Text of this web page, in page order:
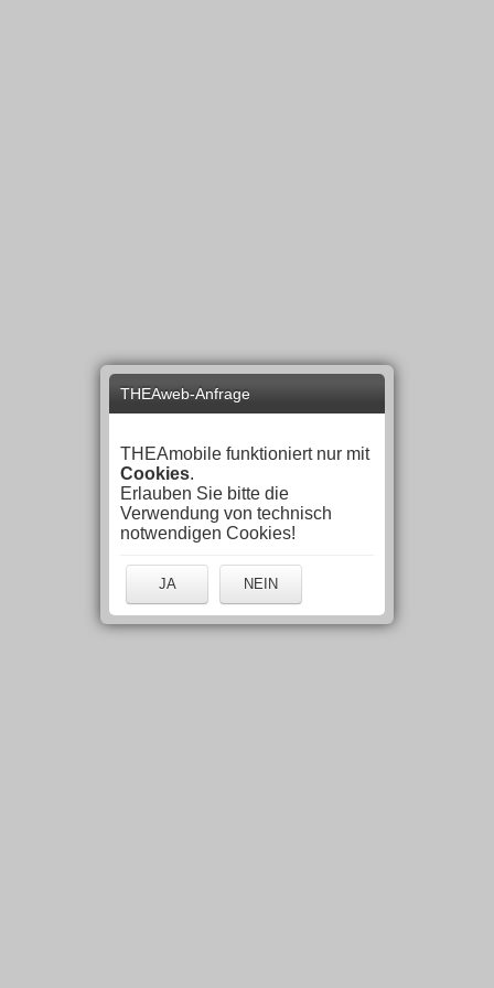
THEAweb-Anfrage
THEAmobile funktioniert nur mit
Cookies.
Erlauben Sie bitte die
Verwendung von technisch
notwendigen Cookies!
JA NEIN